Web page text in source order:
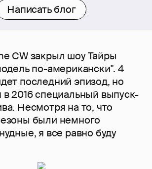
Написать блог
CW закрыл шоу Тайры
по-американски". 4
последний эпизод, но
в 2016 специальный выпуск-
Несмотря на то, что
были немного
я все равно буду